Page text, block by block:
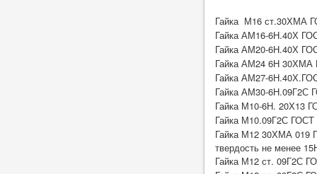
Гайка М16 ст.30ХМА
Гайка АМ16-6Н.40Х
Гайка АМ20-6Н.40Х
Гайка АМ24 6Н 30ХМА
Гайка АМ27-
Гайка АМ30-6Н.09Г2С
Гайка М10-6Н. 20Х13
Гайка М10.09Г2С ГОСТ
Гайка М12 30ХМА 019
твердость не менее
Гайка М12 ст. 09Г2С